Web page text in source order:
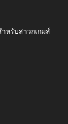
หรับสาวกเกมส์